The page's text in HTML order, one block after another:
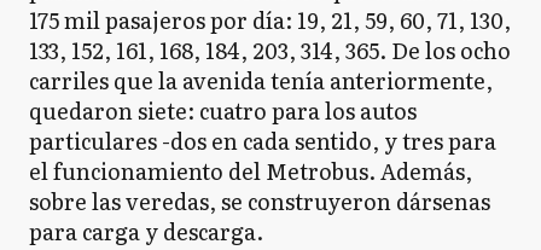
175 mil pasajeros por día: 19, 21, 59, 60, 71, 130,
133, 152, 161, 168, 184, 203, 314, 365. De los ocho
carriles que la avenida tenía anteriormente,
quedaron siete: cuatro para los autos
particulares -dos en cada sentido, y tres para
el funcionamiento del Metrobus. Además,
sobre las veredas, se construyeron dársenas
para carga y descarga.